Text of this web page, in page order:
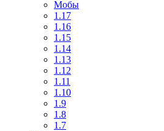
Мобы
1.17
1.16
1.15
1.14
1.13
1.12
1.11
1.10
1.9
1.8
1.7